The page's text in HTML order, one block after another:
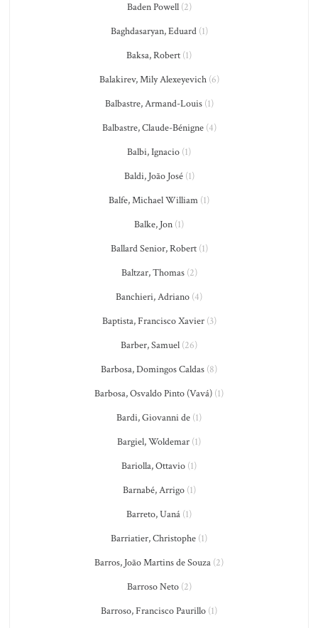
Baden Powell(2)
Baghdasaryan, Eduard(1)
Baksa, Robert (1)
Balakirev, Mily Alexeyevich(6)
Balbastre, Armand-Louis(1)
Balbastre, Claude-Bénigne(4)
Balbi, Ignacio (1)
Baldi, João José(1)
Balfe, Michael William (1)
Balke, Jon (1)
Ballard Senior, Robert(1)
Baltzar, Thomas(2)
Banchieri, Adriano (4)
Baptista, Francisco Xavier(3)
Barber, Samuel (26)
Barbosa, Domingos Caldas (8)
Barbosa, Osvaldo Pinto (Vavá) (1)
Bardi, Giovanni de (1)
Bargiel, Woldemar (1)
Bariolla, Ottavio (1)
Barnabé, Arrigo(1)
Barreto, Uaná (1)
Barriatier, Christophe (1)
Barros, João Martins de Souza (2)
Barroso Neto(2)
Barroso, Francisco Paurillo (1)